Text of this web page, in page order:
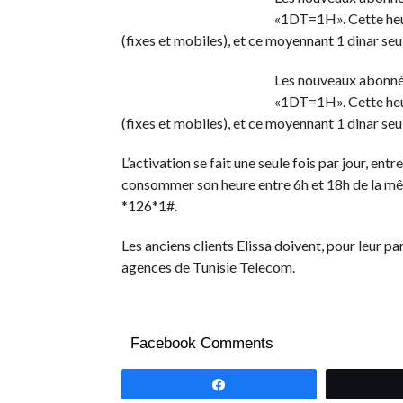
«1DT=1H». Cette
(fixes et mobiles), et ce moyennant 1 dinar
Les nouveaux
«1DT=1H». Cette
(fixes et mobiles), et ce moyennant 1 dinar
L’activation se fait une seule fois par jour,
consommer son heure entre 6h et 18h de la
*126*1#.
Les anciens clients Elissa doivent, pour leur
agences de Tunisie Telecom.
Facebook Comments